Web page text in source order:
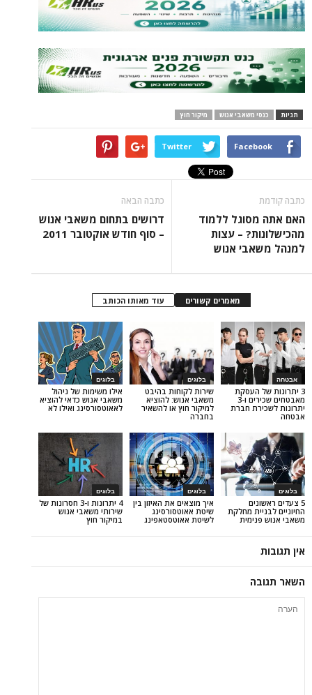
משאבי אנוש מיקור חוץ
Twitter
ללמוד
– עצות
אנוש
דרושים בתחום משאבי אנוש
– סוף חודש אוקטובר 2011
עוד מאותו הכותב
בלוגים
אילו משימות של ניהול
משאבי אנוש כדאי להוציא
לאאוטסורסינג ואילו לא
בלוגים
שירות לקוחות בהיבט
משאבי אנוש: להוציא
למיקור חוץ או להשאיר
מאבטחים שכירים ו-3
חברת
בלוגים
4 יתרונות ו-3 חסרונות של
שירותי משאבי אנוש
במיקור חוץ
בלוגים
איך מוצאים את האיזון בין
שיטת אאוטסורסינג
לשיטת אאוטסטאפינג
מחלקת